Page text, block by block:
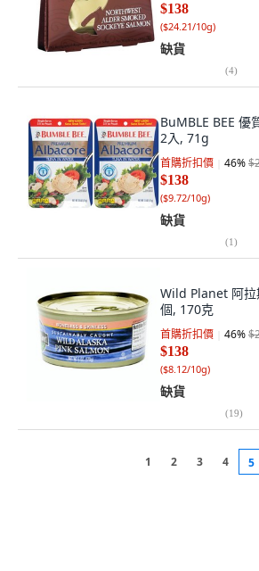
$138
($24.21/10g)
缺貨
(4)
BuMBLE BEE 優
2入, 71g
首購折扣價 46%
$138
($9.72/10g)
缺貨
(1)
Wild Planet 阿拉
個, 170克
首購折扣價 46%
$138
($8.12/10g)
缺貨
(19)
1 2 3 4 5